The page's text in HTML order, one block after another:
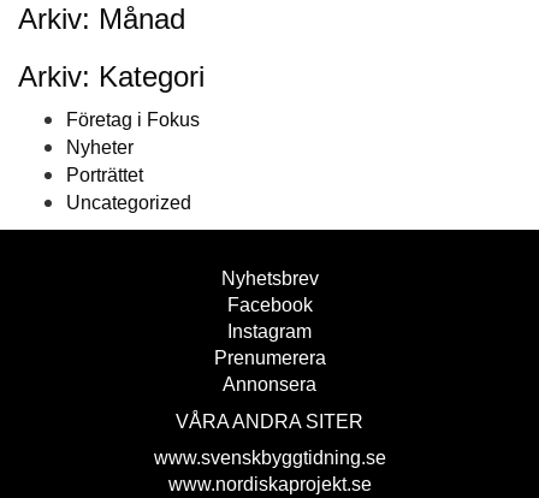
Arkiv: Månad
Arkiv: Kategori
Företag i Fokus
Nyheter
Porträttet
Uncategorized
Nyhetsbrev
Facebook
Instagram
Prenumerera
Annonsera
VÅRA ANDRA SITER
www.svenskbyggtidning.se
www.nordiskaprojekt.se